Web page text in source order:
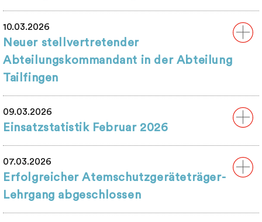
10.03.2026
Neuer stellvertretender
Abteilungskommandant in der Abteilung
Tailfingen
09.03.2026
Einsatzstatistik Februar 2026
07.03.2026
Erfolgreicher Atemschutzgeräteträger-
Lehrgang abgeschlossen